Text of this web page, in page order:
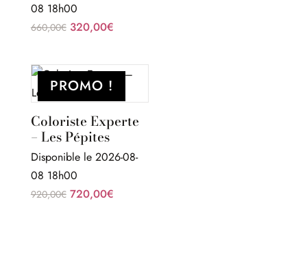
08 18h00
660,00€ Le
initial
était :
660,00€.
320,00€Le
actuel
320,00€.
PROMO !
Coloriste Experte
– Les Pépites
Disponible le 2026-08-
08 18h00
920,00€ Le
720,00€Le